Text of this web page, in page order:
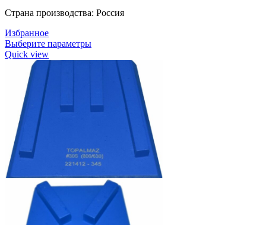
Страна производства: Россия
Избранное
Выберите параметры
Quick view